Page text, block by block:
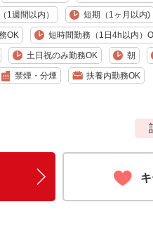
1週間以内） 短期（1ヶ月以内)
OK 短時間勤務（1日4h以内）
土日祝のみ勤務OK 朝
禁煙・分煙 扶養内勤務OK